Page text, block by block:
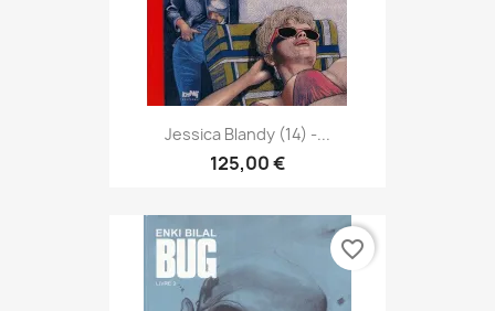
Jessica Blandy (14) -...
125,00 €
favorite_border